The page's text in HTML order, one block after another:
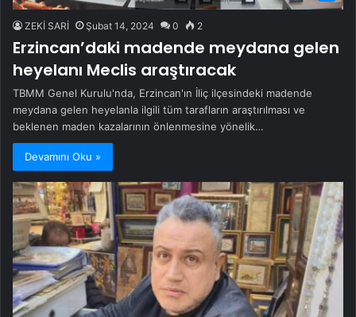
ZEKİ SARİ Şubat 14, 2024 0 2
Erzincan’daki madende meydana gelen
heyelanı Meclis araştıracak
TBMM Genel Kurulu'nda, Erzincan'ın İliç ilçesindeki madende
meydana gelen heyelanla ilgili tüm tarafların araştırılması ve
beklenen maden kazalarının önlenmesine yönelik…
Devamını Oku »